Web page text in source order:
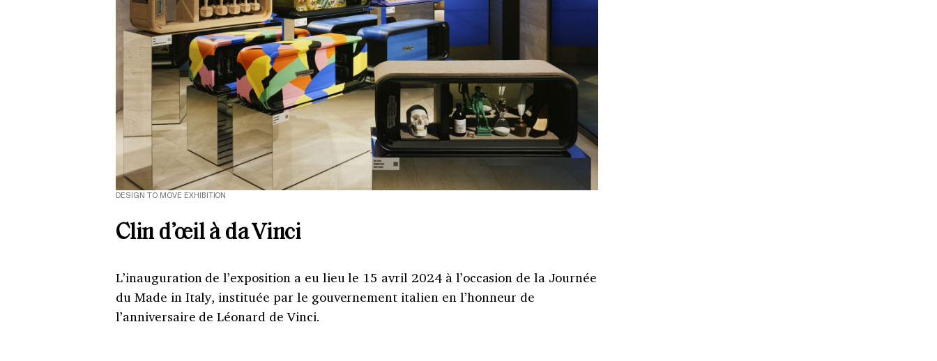
DESIGN TO MOVE EXHIBITION
Clin d’œil à da Vinci
L’inauguration de l’exposition a eu lieu le 15 avril 2024 à l’occasion de la Journée
du Made in Italy, instituée par le gouvernement italien en l’honneur de
l’anniversaire de Léonard de Vinci.